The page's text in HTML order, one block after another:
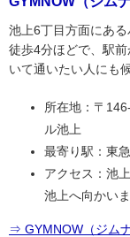
池上6丁目方面にあ
徒歩4分ほどで、駅
いて通いたい人にも
所在地：〒
ル池上
最寄り駅：東
アクセス：池
池上へ向かいま
⇒ GYMNOW（ジム